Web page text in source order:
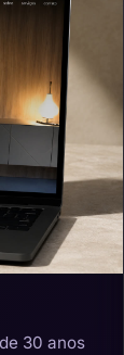
30 anos